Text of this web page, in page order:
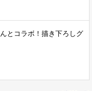
とコラボ！描き下ろしグ